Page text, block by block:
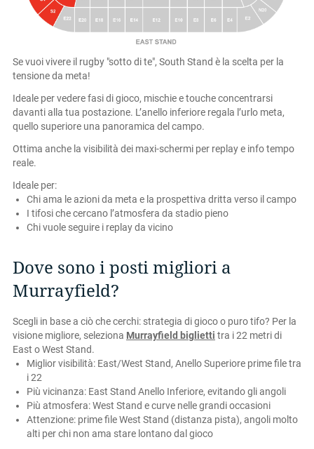
Se vuoi vivere il rugby "sotto di te", South Stand è la scelta per la
tensione da meta!
Ideale per vedere fasi di gioco, mischie e touche concentrarsi
davanti alla tua postazione. L’anello inferiore regala l’urlo meta,
quello superiore una panoramica del campo.
Ottima anche la visibilità dei maxi-schermi per replay e info tempo
reale.
Ideale per:
Chi ama le azioni da meta e la prospettiva dritta verso il campo
I tifosi che cercano l’atmosfera da stadio pieno
Chi vuole seguire i replay da vicino
Dove sono i posti migliori a
Murrayfield?
Scegli in base a ciò che cerchi: strategia di gioco o puro tifo? Per la
visione migliore, seleziona Murrayfield biglietti tra i 22 metri di
East o West Stand.
Miglior visibilità: East/West Stand, Anello Superiore prime file tra
i 22
Più vicinanza: East Stand Anello Inferiore, evitando gli angoli
Più atmosfera: West Stand e curve nelle grandi occasioni
Attenzione: prime file West Stand (distanza pista), angoli molto
alti per chi non ama stare lontano dal gioco